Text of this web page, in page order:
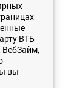
ВТБ
ВебЗайм,
вы